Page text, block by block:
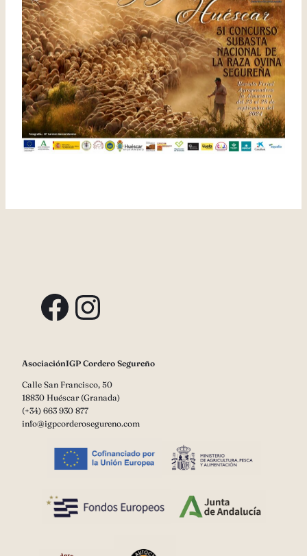
Facebook Instagram
AsociaciónIGP Cordero Segureño
Calle San Francisco, 50
18830 Huéscar (Granada)
(+34) 663 930 877
info@igpcorderosegureno.com